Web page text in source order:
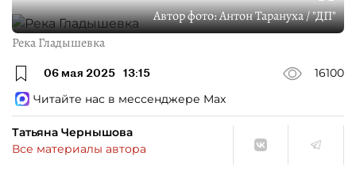
Автор фото:Антон Тарануха / "ДП"
Река Гладышевка
06 мая 2025 13:15
16100
Читайте нас в мессенджере Max
Татьяна Чернышова
Все материалы автора